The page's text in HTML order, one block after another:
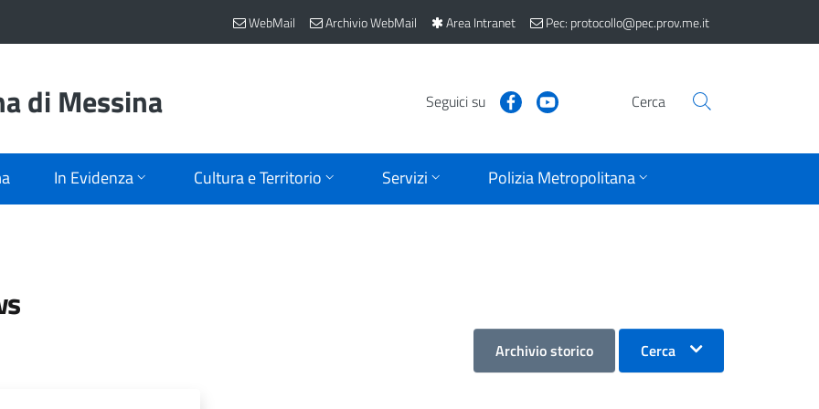
WebMail Archivio WebMail Area Intranet Pec: protocollo@pec.prov.me.it
di Messina Seguici su Cerca
In Evidenza Cultura e Territorio Servizi Polizia Metropolitana
Archivio storico Cerca